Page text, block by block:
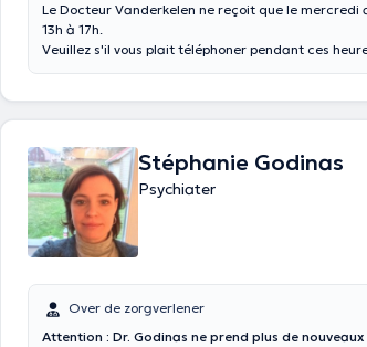
Le Docteur Vanderkelen ne reçoit que le
13h à 17h.
Veuillez s'il vous plait téléphoner pendant ces
Stéphanie Godinas
Psychiater
Over de zorgverlener
Attention : Dr. Godinas ne prend plus de